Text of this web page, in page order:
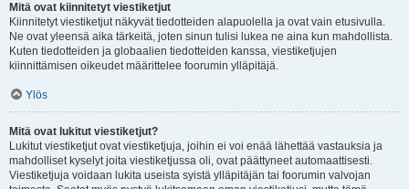
Mitä ovat kiinnitetyt viestiketjut
Kiinnitetyt viestiketjut näkyvät tiedotteiden alapuolella ja ovat vain etusivulla.
Ne ovat yleensä aika tärkeitä, joten sinun tulisi lukea ne aina kun mahdollista.
Kuten tiedotteiden ja globaalien tiedotteiden kanssa, viestiketjujen
kiinnittämisen oikeudet määrittelee foorumin ylläpitäjä.
Ylös
Mitä ovat lukitut viestiketjut?
Lukitut viestiketjut ovat viestiketjuja, joihin ei voi enää lähettää vastauksia ja
mahdolliset kyselyt joita viestiketjussa oli, ovat päättyneet automaattisesti.
Viestiketjuja voidaan lukita useista syistä ylläpitäjän tai foorumin valvojan